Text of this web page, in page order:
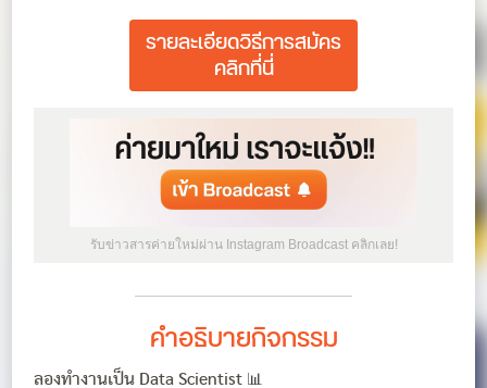
รายละเอียดวิธีการสมัคร
คลิกที่นี่
รับข่าวสารค่ายใหม่ผ่าน Instagram Broadcast คลิกเลย!
คำอธิบายกิจกรรม
ลองทำงานเป็น Data Scientist 📊